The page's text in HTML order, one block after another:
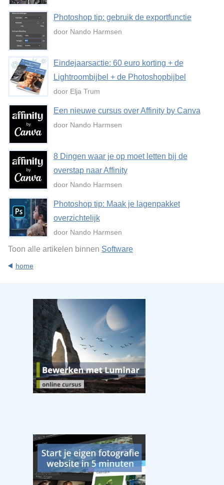
Photoshop tip: gebruik de exportfunctie
door Nando Harmsen
Eindejaarsactie: 60 euro korting + de
Lightroombijbel + de Photoshopbijbel
door Elja Trum
Een nieuwe cursus over Affinity by Canva
door Nando Harmsen
8 Dingen waar je op moet letten bij de
overstap naar Affinity
door Nando Harmsen
Photoshop tip: Maak je lagenpakket
overzichtelijk
door Nando Harmsen
Toon alle artikelen binnen Software
home